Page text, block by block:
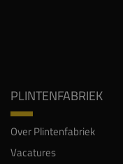
PLINTENFABRIEK
Over Plintenfabriek
Vacatures